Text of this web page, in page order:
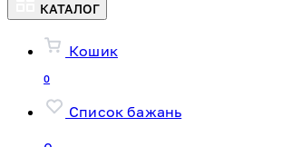
КАТАЛОГ
Кошик
0
Список бажань